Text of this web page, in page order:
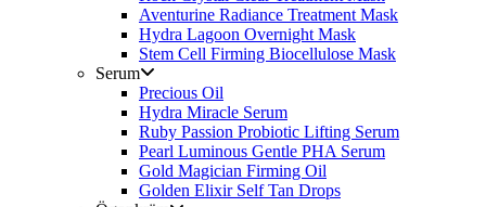
Aventurine Radiance Treatment Mask
Hydra Lagoon Overnight Mask
Stem Cell Firming Biocellulose Mask
Serum
Precious Oil
Hydra Miracle Serum
Ruby Passion Probiotic Lifting Serum
Pearl Luminous Gentle PHA Serum
Gold Magician Firming Oil
Golden Elixir Self Tan Drops